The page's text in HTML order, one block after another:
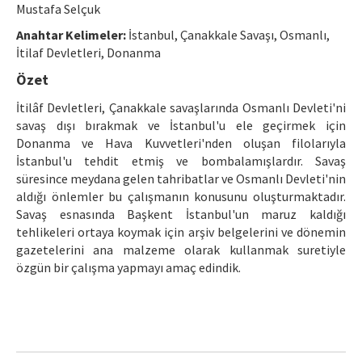
Author's Guide
Refereeing Guide
Mustafa Selçuk
Anahtar Kelimeler: İstanbul, Çanakkale Savaşı, Osmanlı,
İtilaf Devletleri, Donanma
Özet
İtilâf Devletleri, Çanakkale savaşlarında Osmanlı Devleti'ni
savaş dışı bırakmak ve İstanbul'u ele geçirmek için
Donanma ve Hava Kuvvetleri'nden oluşan filolarıyla
İstanbul'u tehdit etmiş ve bombalamışlardır. Savaş
süresince meydana gelen tahribatlar ve Osmanlı Devleti'nin
aldığı önlemler bu çalışmanın konusunu oluşturmaktadır.
Savaş esnasında Başkent İstanbul'un maruz kaldığı
tehlikeleri ortaya koymak için arşiv belgelerini ve dönemin
gazetelerini ana malzeme olarak kullanmak suretiyle
özgün bir çalışma yapmayı amaç edindik.